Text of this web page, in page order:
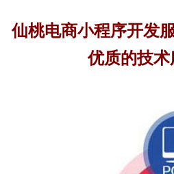
仙桃电商小程序开发
优质的技